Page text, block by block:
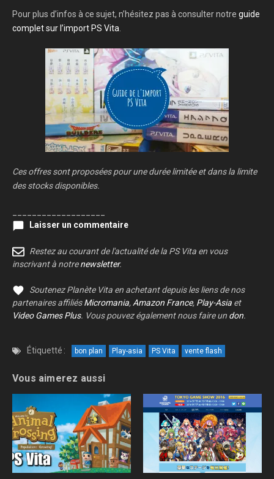
Pour plus d’infos à ce sujet, n’hésitez pas à consulter notre guide
complet sur l’import PS Vita.
Ces offres sont proposées pour une durée limitée et dans la limite
des stocks disponibles.
Laisser un commentaire
Restez au courant de l'actualité de la PS Vita en vous
inscrivant à notrenewsletter.
Soutenez Planète Vita en achetant depuis les liens de nos
partenaires affiliésMicromania, Amazon France, Play-Asia et
Video Games Plus. Vous pouvez également nous faire un don.
Étiquetté : bon plan Play-asia PS Vita vente flash
Vous aimerez aussi